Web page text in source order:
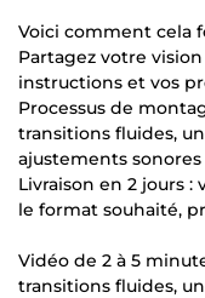
Voici comment cela
Partagez votre
instructions et vos
Processus de
transitions fluides,
ajustements
Livraison en 2 jours :
le format souhaité,
Vidéo de 2 à 5
transitions fluides,